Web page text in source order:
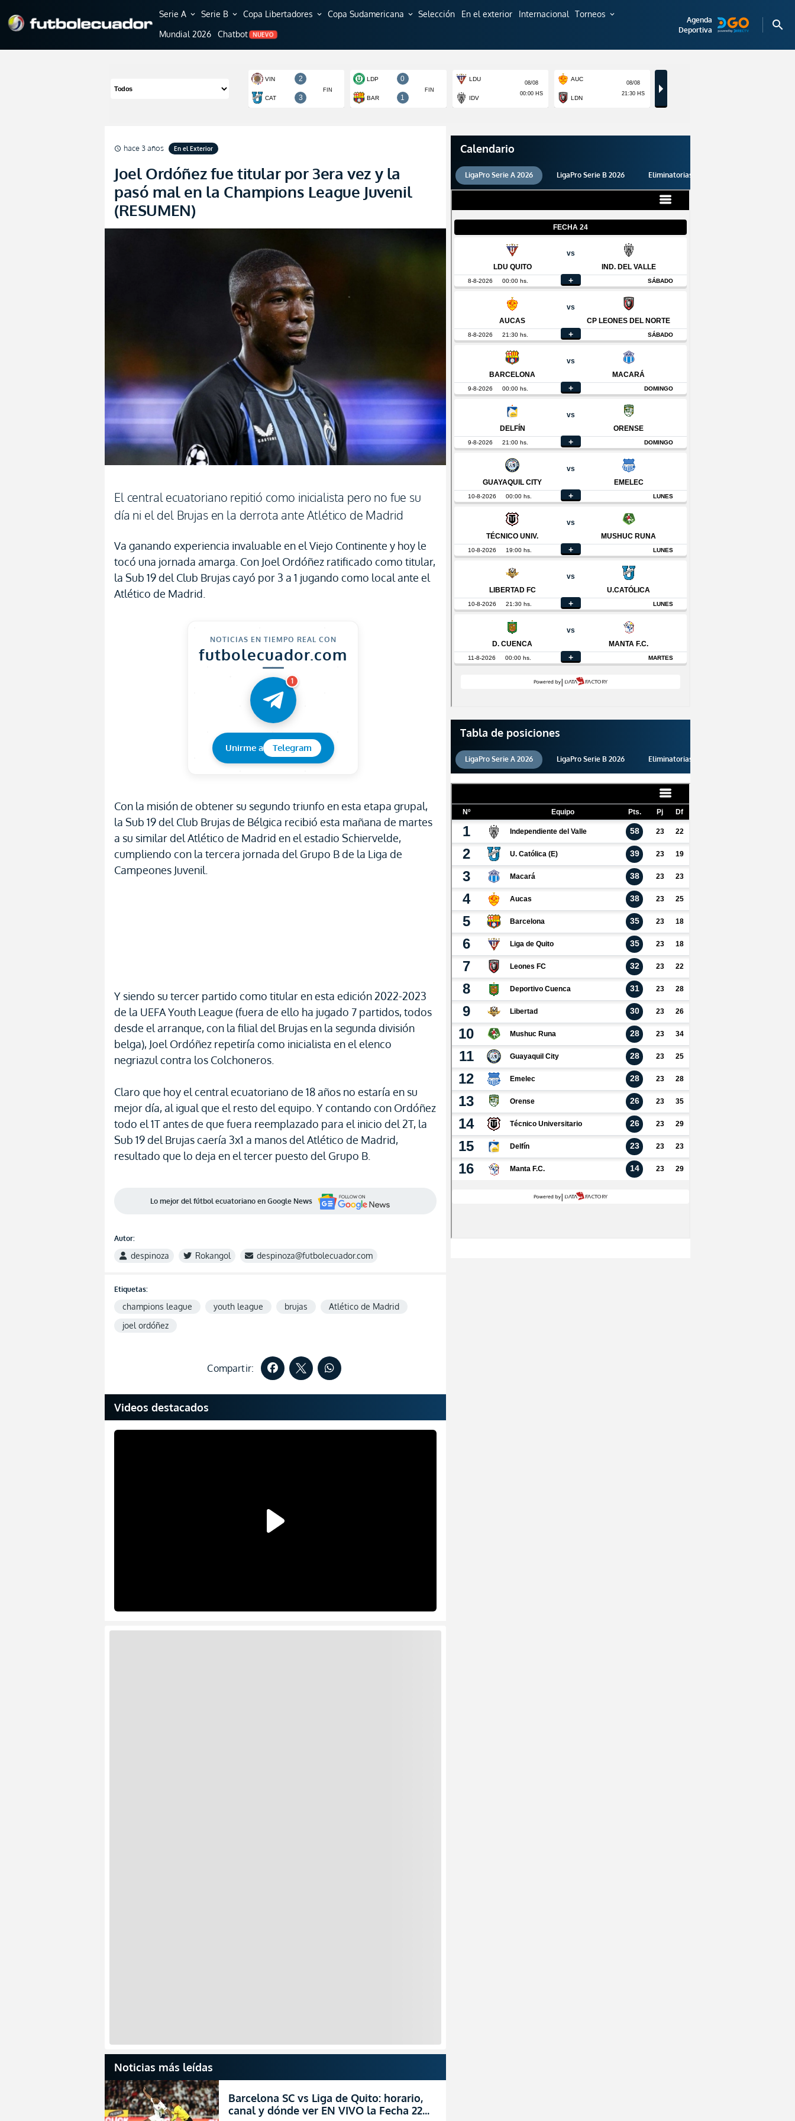
Serie A expand_more Serie B expand_more Copa Libertadores expand_more Copa Sudamericana expand_more Selección En el exterior Internacional Torneos expand_more
Mundial 2026 Chatbot NUEVO
Agenda
Deportiva
search
schedule hace 3 años En el Exterior
Joel Ordóñez fue titular por 3era vez y la
pasó mal en la Champions League Juvenil
(RESUMEN)
El central ecuatoriano repitió como inicialista pero no fue su
día ni el del Brujas en la derrota ante Atlético de Madrid
Va ganando experiencia invaluable en el Viejo Continente y hoy le
tocó una jornada amarga. Con Joel Ordóñez ratificado como titular,
la Sub 19 del Club Brujas cayó por 3 a 1 jugando como local ante el
Atlético de Madrid.
NOTICIAS EN TIEMPO REAL CON
futbolecuador.com
1
Unirme a Telegram
Con la misión de obtener su segundo triunfo en esta etapa grupal,
la Sub 19 del Club Brujas de Bélgica recibió esta mañana de martes
a su similar del Atlético de Madrid en el estadio Schiervelde,
cumpliendo con la tercera jornada del Grupo B de la Liga de
Campeones Juvenil.
Y siendo su tercer partido como titular en esta edición 2022-2023
de la UEFA Youth League (fuera de ello ha jugado 7 partidos, todos
desde el arranque, con la filial del Brujas en la segunda división
belga), Joel Ordóñez repetiría como inicialista en el elenco
negriazul contra los Colchoneros.
Claro que hoy el central ecuatoriano de 18 años no estaría en su
mejor día, al igual que el resto del equipo. Y contando con Ordóñez
todo el 1T antes de que fuera reemplazado para el inicio del 2T, la
Sub 19 del Brujas caería 3x1 a manos del Atlético de Madrid,
resultado que lo deja en el tercer puesto del Grupo B.
Lo mejor del fútbol ecuatoriano en Google News
Autor:
despinoza Rokangol despinoza@futbolecuador.com
Etiquetas:
champions league youth league brujas
Atlético de Madrid
joel ordóñez
Compartir:
Videos destacados
Noticias más leídas
Barcelona SC vs Liga de Quito: horario,
canal y dónde ver EN VIVO la Fecha 22
Calendario
LigaPro Serie A 2026 LigaPro Serie B 2026 Eliminatorias 2026
Tabla de posiciones
LigaPro Serie A 2026 LigaPro Serie B 2026 Eliminatorias 2026